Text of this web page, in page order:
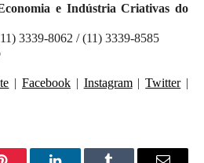
e Indústria Criativas do
3339-8062 / (11) 3339-8585
| Facebook | Instagram | Twitter